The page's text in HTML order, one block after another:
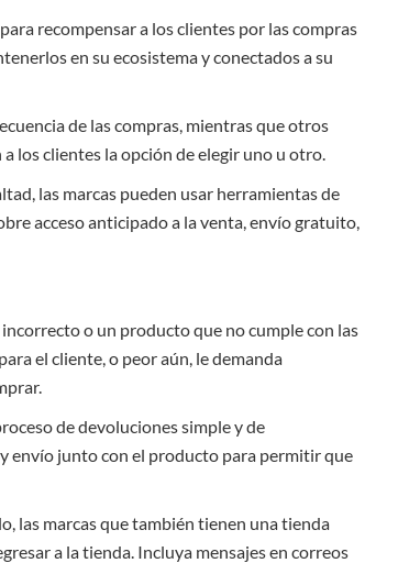
recompensar a los clientes por las compras
en su ecosistema y conectados a su
de las compras, mientras que otros
los clientes la opción de elegir uno u otro.
las marcas pueden usar herramientas de
acceso anticipado a la venta, envío gratuito,
o un producto que no cumple con las
el cliente, o peor aún, le demanda
de devoluciones simple y de
envío junto con el producto para permitir que
las marcas que también tienen una tienda
a la tienda. Incluya mensajes en correos